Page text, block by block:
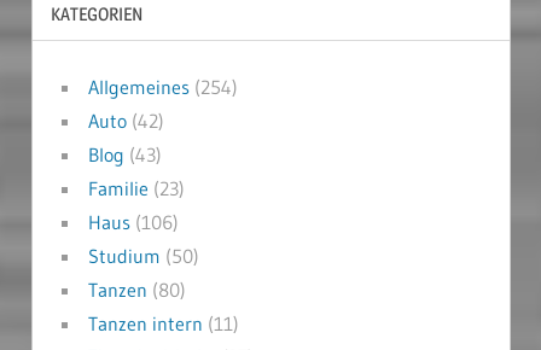
KATEGORIEN
Allgemeines(254)
Auto(42)
Blog (43)
Familie (23)
Haus(106)
Studium (50)
Tanzen (80)
Tanzen intern (11)